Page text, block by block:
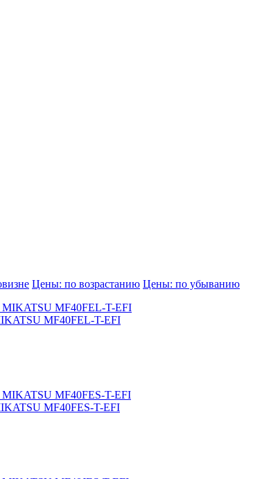
Цены: по возрастанию Цены: по убыванию
MF40FEL-T-EFI
MF40FES-T-EFI